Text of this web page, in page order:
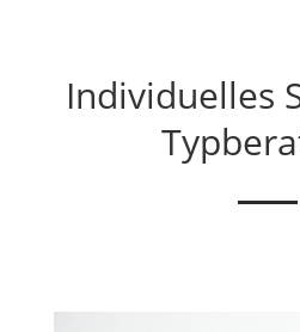
Individuelles